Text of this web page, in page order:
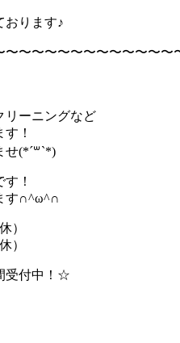
おります♪
〜〜〜〜〜〜〜〜〜〜〜〜
リーニングなど
！
(*´꒳`*)
！
す∩^ω^∩
）
）
受付中！☆